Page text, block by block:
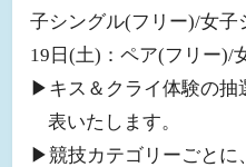
子シングル(フリー)/女子
19日(土)：ペア(フリー)/
▶︎キス＆クライ体験の抽
表いたします。
▶︎競技カテゴリーごとに